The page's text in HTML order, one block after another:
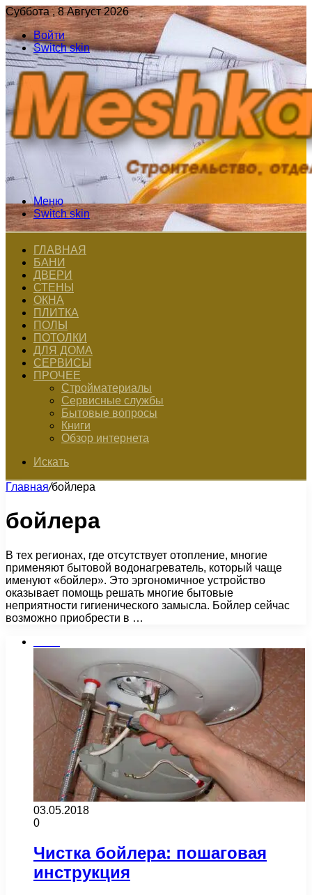
Суббота , 8 Август 2026
Войти
Switch skin
Меню
Switch skin
ГЛАВНАЯ
БАНИ
ДВЕРИ
СТЕНЫ
ОКНА
ПЛИТКА
ПОЛЫ
ПОТОЛКИ
ДЛЯ ДОМА
СЕРВИСЫ
ПРОЧЕЕ
Стройматериалы
Сервисные службы
Бытовые вопросы
Книги
Обзор интернета
Искать
Главная/бойлера
бойлера
В тех регионах, где отсутствует отопление, многие
применяют бытовой водонагреватель, который чаще
именуют «бойлер». Это эргономичное устройство
оказывает помощь решать многие бытовые
неприятности гигиенического замысла. Бойлер сейчас
возможно приобрести в …
03.05.2018
0
Чистка бойлера: пошаговая
инструкция